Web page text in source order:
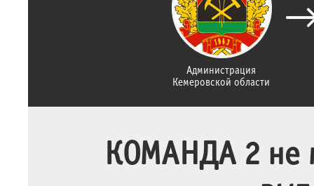
Администрация
Кемеровской области
КОМАНДА 2 не